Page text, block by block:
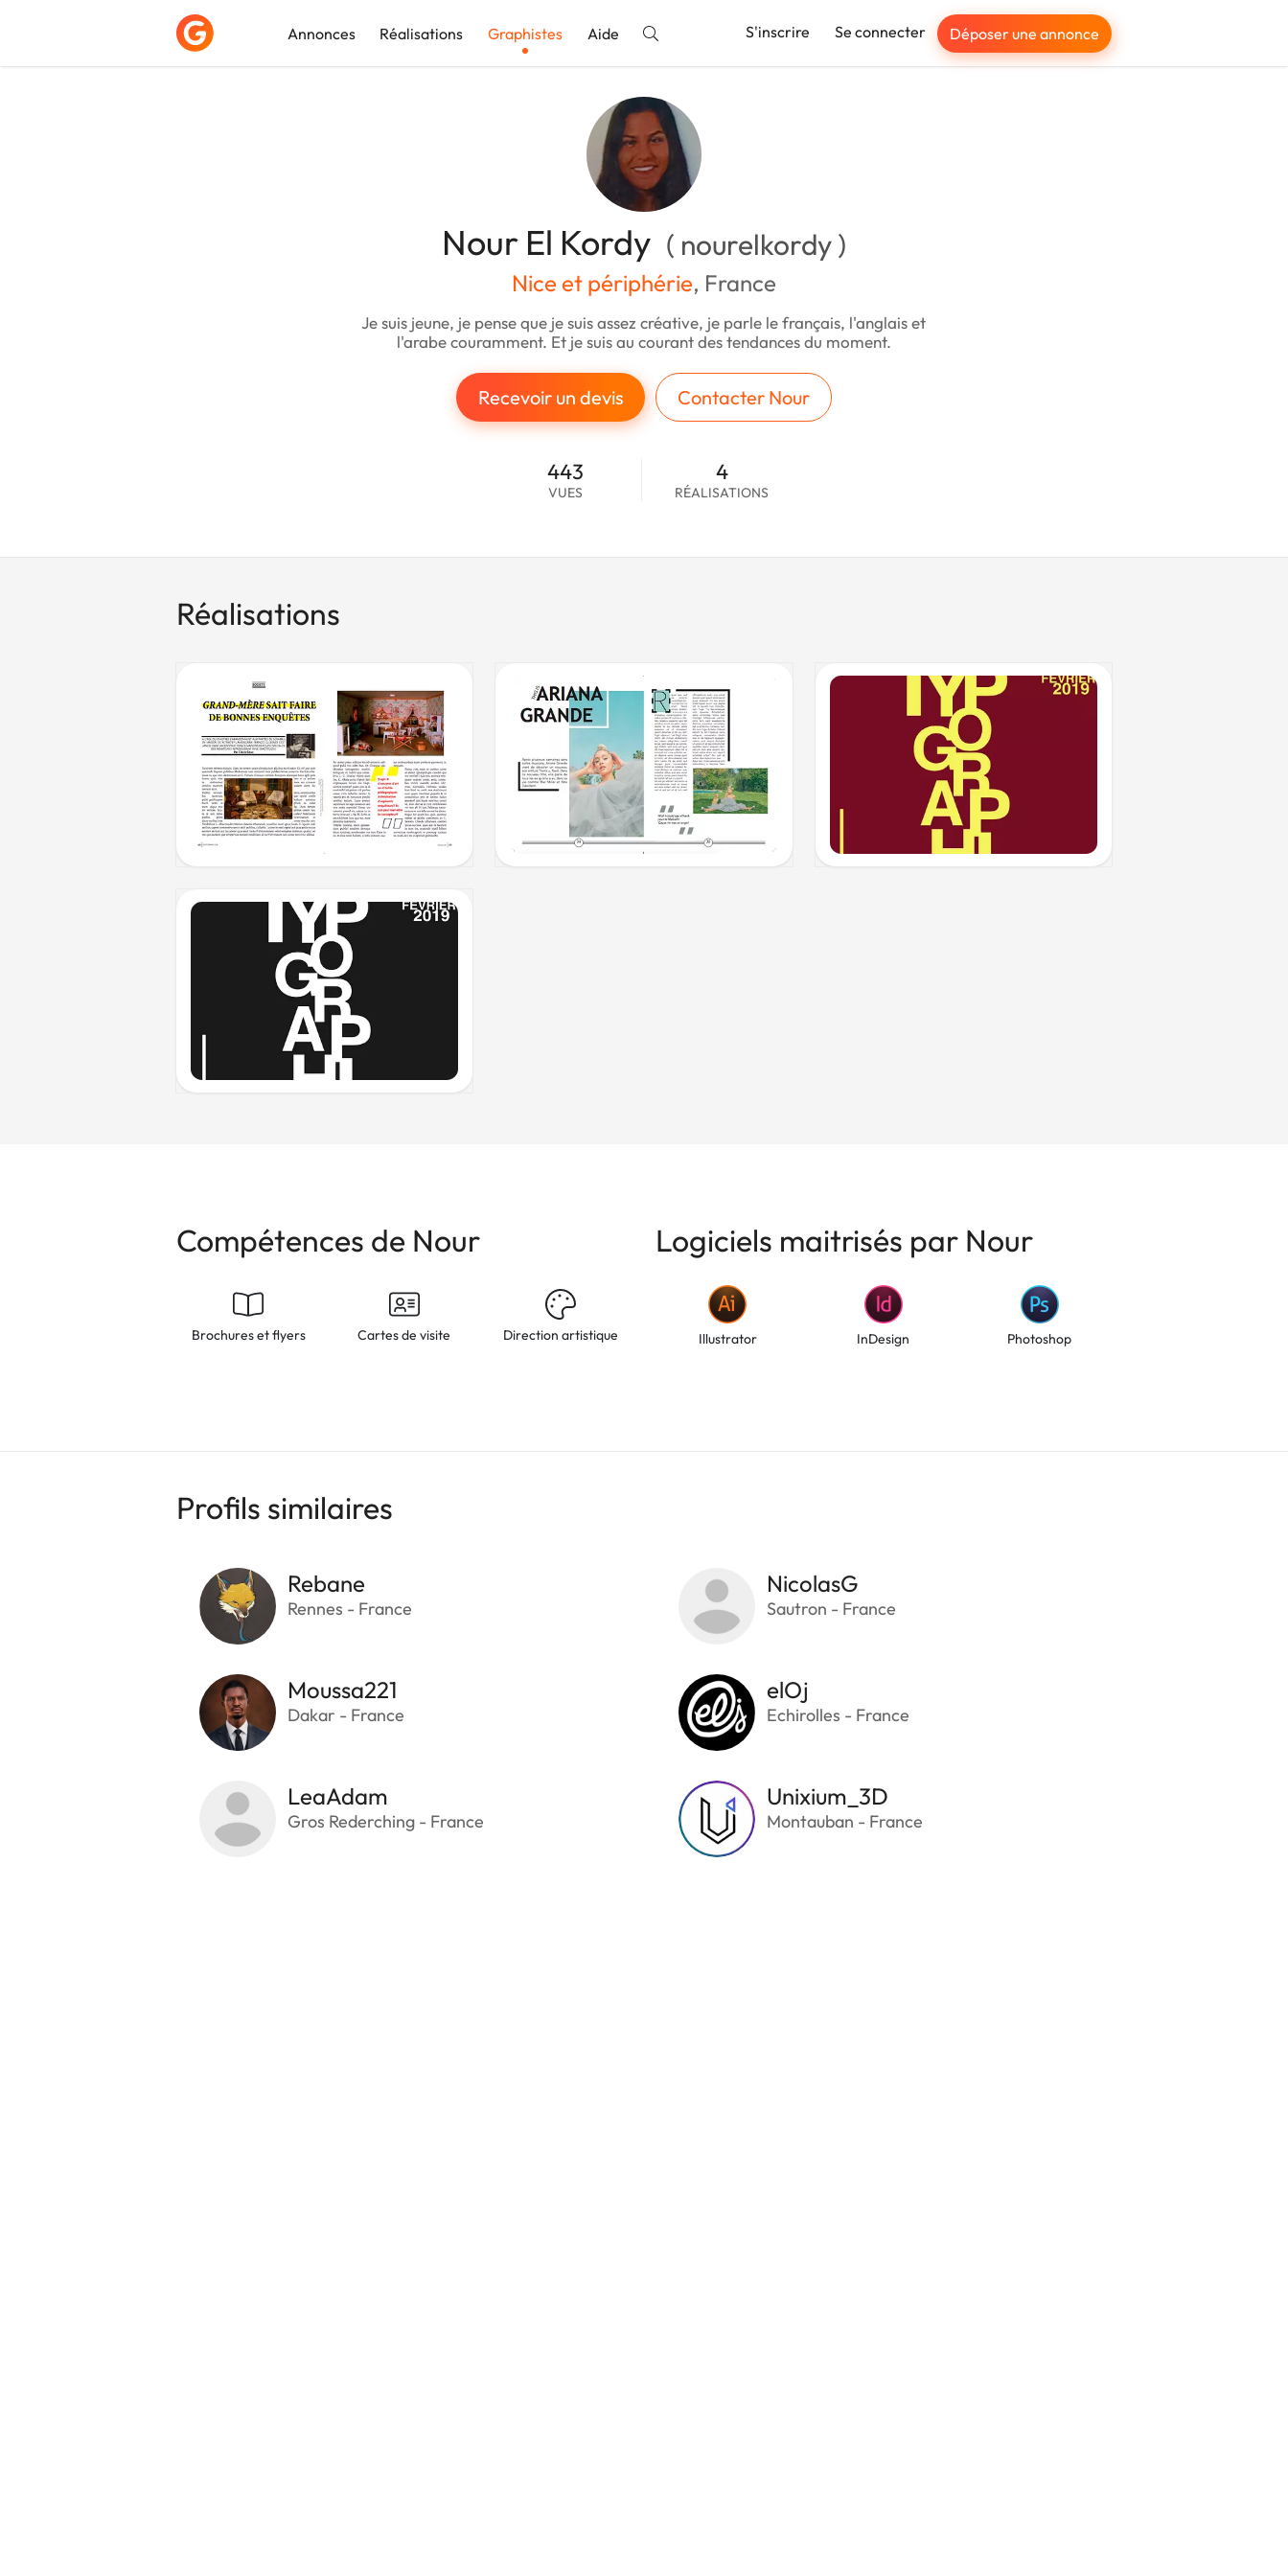
Annonces Réalisations Graphistes Aide S'inscrire Se connecter Déposer une annonce
Nour El Kordy ( nourelkordy )
Nice et périphérie, France
Je suis jeune, je pense que je suis assez créative, je parle le français, l'anglais et
l'arabe couramment. Et je suis au courant des tendances du moment.
Recevoir un devis Contacter Nour
443
VUES
4
RÉALISATIONS
Réalisations
Compétences de Nour
Brochures et flyers Cartes de visite Direction artistique
Logiciels maitrisés par Nour
Illustrator InDesign Photoshop
Profils similaires
Rebane
Rennes - France
NicolasG
Sautron - France
Moussa221
Dakar - France
elOj
Echirolles - France
LeaAdam
Gros Rederching - France
Unixium_3D
Montauban - France